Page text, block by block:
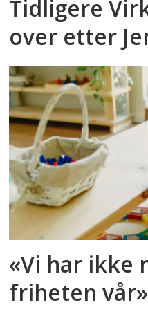
Tidligere
over etter
«Vi har ikke
friheten vår»